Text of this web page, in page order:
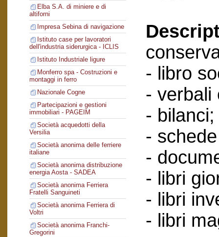
Elba S.A. di miniere e di
altiforni
Impresa Sebina di navigazione
Istituto case per lavoratori
dell'industria siderurgica - ICLIS
Istituto Industriale ligure
Monferro spa - Costruzioni e
montaggi in ferro
Nazionale Cogne
Partecipazioni e gestioni
immobiliari - PAGEIM
Società acquedotti della
Versilia
Società anonima delle ferriere
italiane
Società anonima distribuzione
energia Aosta - SADEA
Società anonima Ferriera
Fratelli Sanguineti
Società anonima Ferriera di
Voltri
Società anonima Franchi-
Gregorini
- libro
- verbali
- bilanci;
-
-
- libri
- libri
- libri